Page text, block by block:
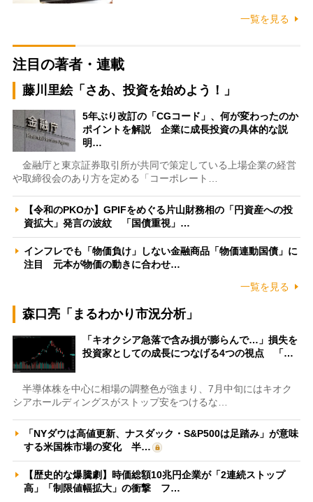
一覧を見る
注目の著者・連載
藤川里絵「さあ、投資を始めよう！」
5年ぶり改訂の「CGコード」、何が変わったのか
ポイントを解説 企業に成長投資の具体的な説
明…
金融庁と東京証券取引所が共同で策定している上場企業の経営
や取締役会のあり方を定める「コーポレート…
【令和のPKOか】GPIFをめぐる片山財務相の「円資産への投
資拡大」発言の波紋 「国債重視」…
インフレでも「物価負け」しない金融商品「物価連動国債」に
注目 元本が物価の動きに合わせ…
一覧を見る
森口亮「まるわかり市況分析」
「キオクシア急落で含み損が膨らんで…」損失を
投資家としての成長につなげる4つの視点 「…
半導体株を中心に相場の調整色が強まり、7月中旬にはキオク
シアホールディングスがストップ安をつけるな…
「NYダウは高値更新、ナスダック・S&P500は足踏み」が意味
する米国株市場の変化 半…
【歴史的な爆騰劇】時価総額10兆円企業が「2連続ストップ
高」「制限値幅拡大」の衝撃 フ…